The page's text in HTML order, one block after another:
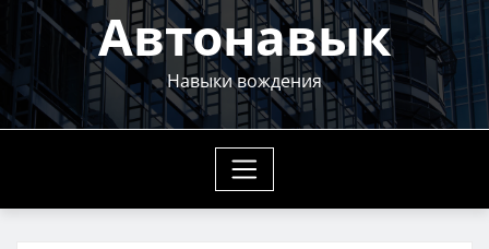
Автонавык
Навыки вождения